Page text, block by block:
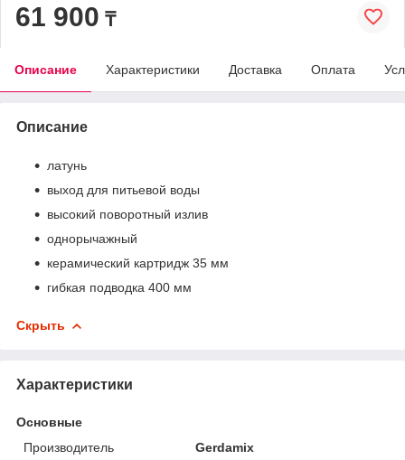
61 900 ₸
Описание Характеристики Доставка Оплата
Описание
латунь
выход для питьевой воды
высокий поворотный излив
однорычажный
керамический картридж 35 мм
гибкая подводка 400 мм
Скрыть
Характеристики
Основные
Производитель
Gerdamix